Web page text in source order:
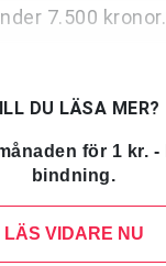
7.500 kronor.
DU LÄSA MER?
för 1 kr. -
bindning.
LÄS VIDARE NU